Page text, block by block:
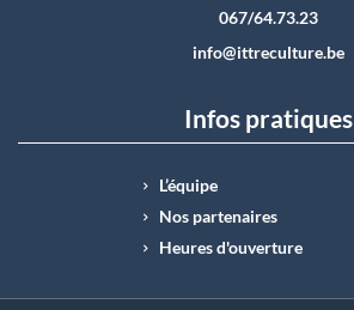
067/64.73.23
info@ittreculture.be
Infos pratiques
L’équipe
Nos partenaires
Heures d'ouverture